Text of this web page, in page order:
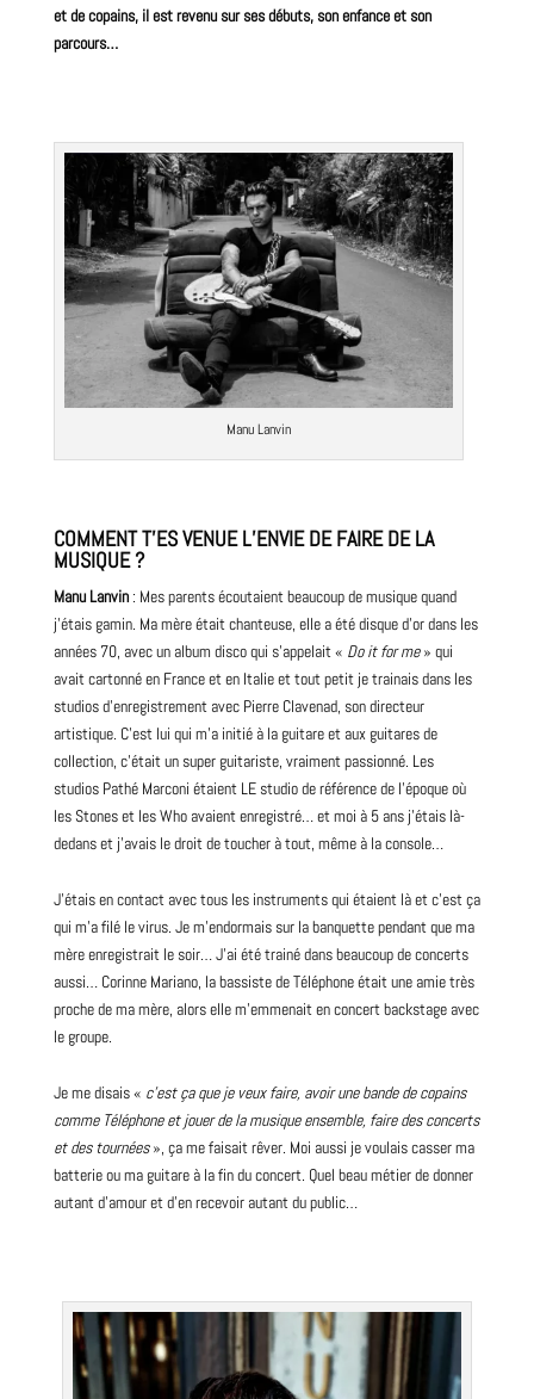
et de copains, il est revenu sur ses débuts, son enfance et son
parcours…
Manu Lanvin
COMMENT T’ES VENUE L’ENVIE DE FAIRE DE LA
MUSIQUE ?
Manu Lanvin: Mes parents écoutaient beaucoup de musique quand
j’étais gamin. Ma mère étaitchanteuse, elle a été disque d’or dans les
années 70, avec un album disco qui s’appelait « Do it for me» qui
avait cartonné en France et en Italie et tout petit je trainais dans les
studios d’enregistrement avec Pierre Clavenad, son directeur
artistique. C’est lui qui m’a initié à laguitareet aux guitares de
collection, c’était un superguitariste, vraiment passionné. Les
studios Pathé Marconi étaient LE studio de référence de l’époque où
lesStoneset les Who avaient enregistré… et moi à 5 ans j’étais là-
dedans et j’avais le droit de toucher à tout, même à la console…
J’étais en contact avec tous les instruments qui étaient là et c’est ça
qui m’a filé le virus. Je m’endormais sur la banquette pendant que ma
mère enregistrait le soir… J’ai été trainé dans beaucoup deconcerts
aussi… Corinne Mariano, la bassiste de Téléphone était une amie très
proche de ma mère, alors elle m’emmenait en concertbackstageavec
legroupe.
Je me disais « c’est ça que je veux faire, avoir une bande de copains
comme Téléphone et jouer de la musique ensemble, faire des concerts
et des tournées», ça me faisait rêver. Moi aussi je voulais casser ma
batterie ou ma guitare à la fin du concert. Quel beau métier de donner
autant d’amour et d’en recevoir autant du public…